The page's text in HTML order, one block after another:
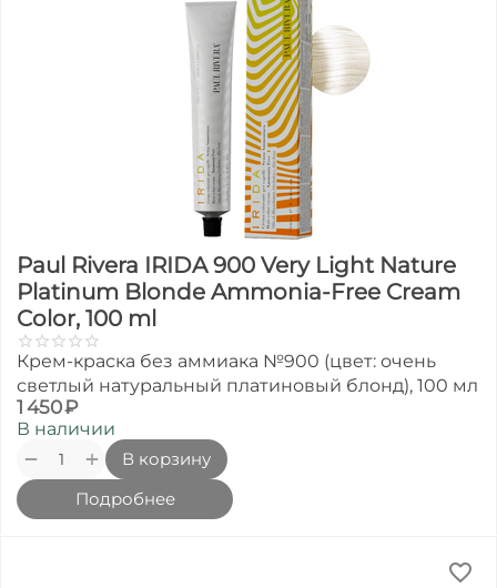
Paul Rivera IRIDA 900 Very Light Nature
Platinum Blonde Ammonia-Free Cream
Color, 100 ml
Крем-краска без аммиака №900 (цвет: очень
светлый натуральный платиновый блонд), 100 мл
1 450₽
В наличии
+
−
В корзину
Подробнее